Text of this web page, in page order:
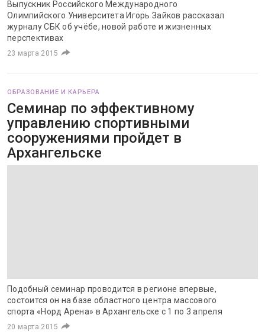
Выпускник Российского Международного
Олимпийского Университета Игорь Зайков рассказал
журналу СБК об учёбе, новой работе и жизненных
перспективах
23 марта 2015
ОБРАЗОВАНИЕ И КАРЬЕРА
Семинар по эффективному
управлению спортивными
сооружениями пройдет в
Архангельске
Подобный семинар проводится в регионе впервые,
состоится он на базе областного центра массового
спорта «Норд Арена» в Архангельске с 1 по 3 апреля
20 марта 2015